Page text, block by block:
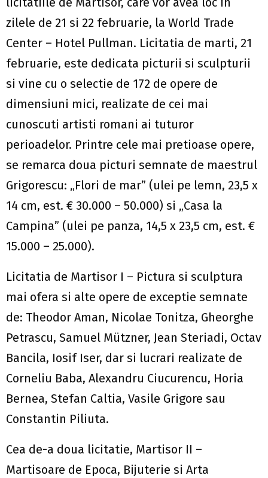
zilele de 21 si 22 februarie, la World Trade
Center – Hotel Pullman. Licitatia de marti, 21
februarie, este dedicata picturii si sculpturii
si vine cu o selectie de 172 de opere de
dimensiuni mici, realizate de cei mai
cunoscuti artisti romani ai tuturor
perioadelor. Printre cele mai pretioase opere,
se remarca doua picturi semnate de maestrul
Grigorescu: „Flori de mar” (ulei pe lemn, 23,5 x
14 cm, est. € 30.000 – 50.000) si „Casa la
Campina” (ulei pe panza, 14,5 x 23,5 cm, est. €
15.000 – 25.000).
Licitatia de Martisor I – Pictura si sculptura
mai ofera si alte opere de exceptie semnate
de: Theodor Aman, Nicolae Tonitza, Gheorghe
Petrascu, Samuel Mützner, Jean Steriadi, Octav
Bancila, Iosif Iser, dar si lucrari realizate de
Corneliu Baba, Alexandru Ciucurencu, Horia
Bernea, Stefan Caltia, Vasile Grigore sau
Constantin Piliuta.
Cea de-a doua licitatie, Martisor II –
Martisoare de Epoca, Bijuterie si Arta